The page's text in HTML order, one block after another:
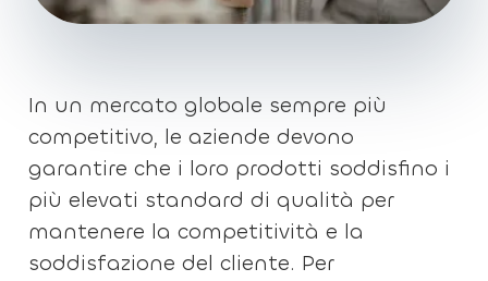
In un mercato globale sempre più
competitivo, le aziende devono
garantire che i loro prodotti soddisfino i
più elevati standard di qualità per
mantenere la competitività e la
soddisfazione del cliente. Per